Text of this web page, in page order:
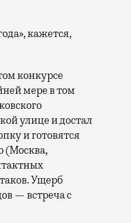
конкурсе
мере в том
улице и достал
и готовятся
(Москва,
Ущерб
— встреча с